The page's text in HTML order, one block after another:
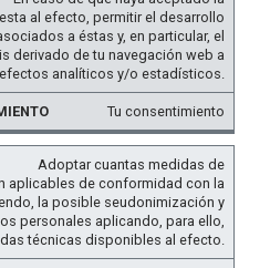
al efecto, permitir el desarrollo
a éstas y, en particular, el
derivado de tu navegación web a
efectos analíticos y/o estadísticos.
Tu consentimiento
Adoptar cuantas medidas de
aplicables de conformidad con la
la posible seudonimización y
personales aplicando, para ello,
técnicas disponibles al efecto.